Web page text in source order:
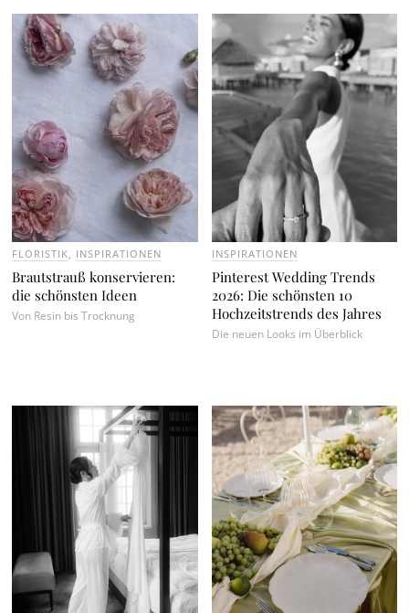
FLORISTIK INSPIRATIONEN
Brautstrauß konservieren:
die schönsten Ideen
Von Resin bis Trocknung
INSPIRATIONEN
Pinterest Wedding Trends
2026: Die schönsten 10
Hochzeitstrends des Jahres
Die neuen Looks im Überblick